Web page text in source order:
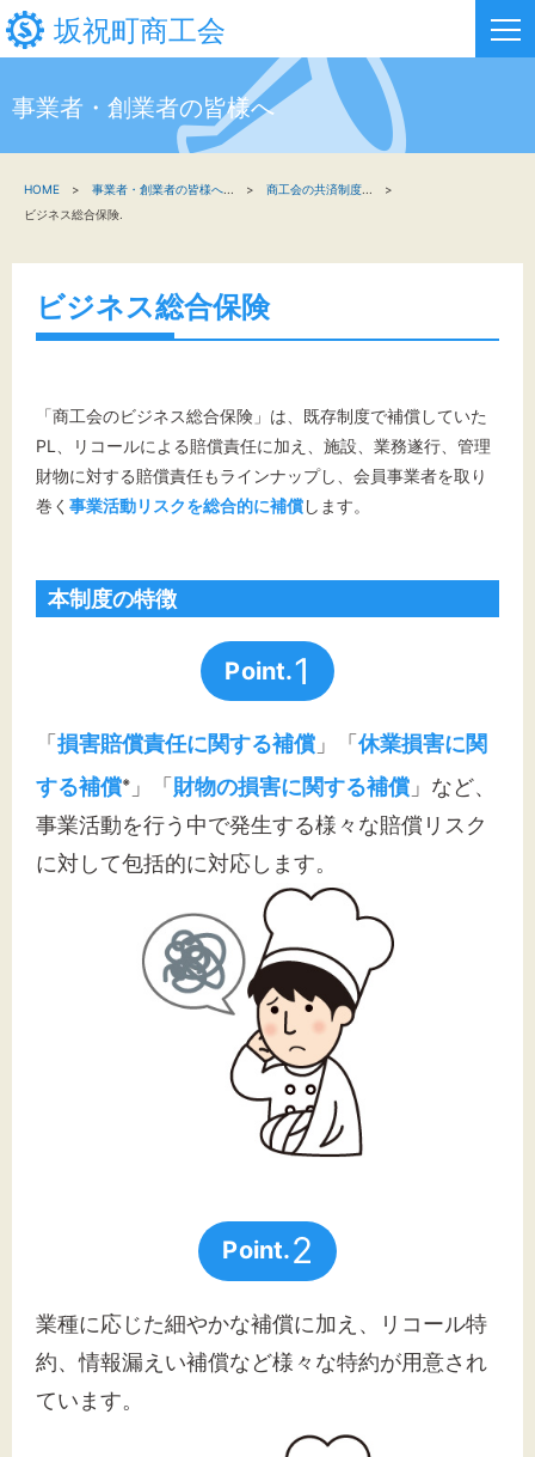
坂祝町商工会
新着情報
関係機関の方へ
お問い合わせ
背景色
事業者・創業者の皆様へ
HOME 事業者・創業者の皆様へ 商工会の共済制度
ビジネス総合保険.
ビジネス総合保険
「商工会のビジネス総合保険」は、既存制度で補償していた
PL、リコールによる賠償責任に加え、施設、業務遂行、管理
財物に対する賠償責任もラインナップし、会員事業者を取り
巻く 事業活動リスクを総合的に補償します。
本制度の特徴
Point.1
「 損害賠償責任に関する補償 」「 休業損害に関
する補償※ 」「 財物の損害に関する補償 」など、
事業活動を行う中で発生する様々な賠償リスク
に対して包括的に対応します。
Point.2
業種に応じた細やかな補償に加え、リコール特
約、情報漏えい補償など様々な特約が用意され
ています。